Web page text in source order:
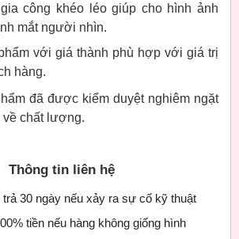
công khéo léo giúp cho hình ảnh
mắt người nhìn.
với giá thành phù hợp với giá trị
hàng.
đã được kiểm duyệt nghiêm ngặt
chất lượng.
Thông tin liên hệ
trả 30 ngày nếu xảy ra sự cố kỹ thuật
tiền nếu hàng không giống hình